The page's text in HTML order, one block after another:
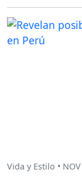
Vida y Estilo •